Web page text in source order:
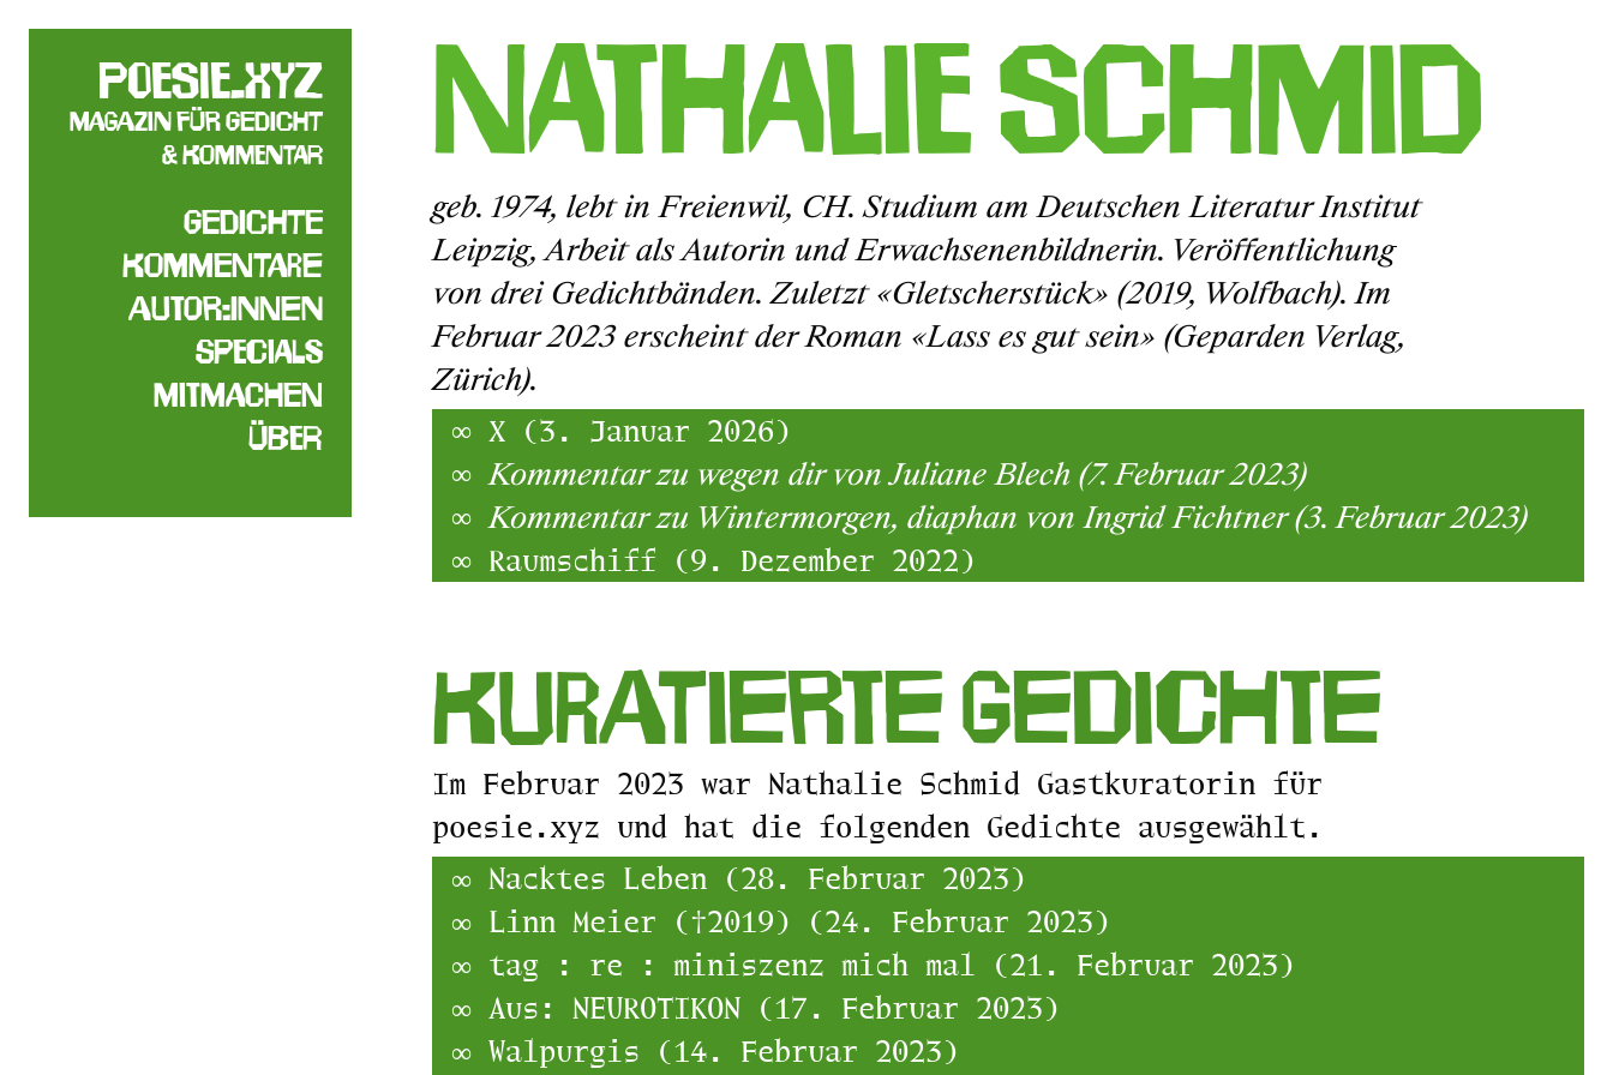
poesie.xyz
Magazin für Gedicht
& Kommentar
Gedichte
Kommentare
Autor:innen
Specials
Mitmachen
Über
Nathalie Schmid
geb. 1974, lebt in Freienwil, CH. Studium am Deutschen Literatur Institut
Leipzig, Arbeit als Autorin und Erwachsenenbildnerin. Veröffentlichung
von drei Gedichtbänden. Zuletzt «Gletscherstück» (2019, Wolfbach). Im
Februar 2023 erscheint der Roman «Lass es gut sein» (Geparden Verlag,
Zürich).
X (3. Januar 2026)
Kommentar zu wegen dir von Juliane Blech (7. Februar 2023)
Kommentar zu Wintermorgen, diaphan von Ingrid Fichtner (3. Februar 2023)
Raumschiff (9. Dezember 2022)
Kuratierte Gedichte
Im Februar 2023 war Nathalie Schmid Gastkuratorin für
poesie.xyz und hat die folgenden Gedichte ausgewählt.
Nacktes Leben (28. Februar 2023)
Linn Meier (†2019) (24. Februar 2023)
tag : re : miniszenz mich mal (21. Februar 2023)
Aus: NEUROTIKON (17. Februar 2023)
Walpurgis (14. Februar 2023)